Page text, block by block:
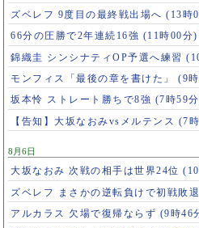
ズベレフ 9度目の最終戦出場へ (13時
66分の圧勝で2年連続16強 (11時00分)
錦織圭 シンシナティOP予選へ練習
モンフィス「最後の章を書けた」 (9
坂本怜 ストレート勝ちで8強 (7時59
【告知】大坂なおみvsメルテンス (7
8月6日
大坂なおみ 次戦の相手は世界24位
ズベレフ まさかの逆転負けで初戦敗退
アルカラス 欠場で復帰ならず (9時46